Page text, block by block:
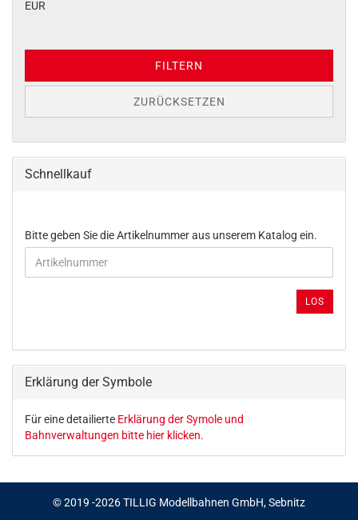
EUR
FILTERN
ZURÜCKSETZEN
Schnellkauf
BITTE
GEBEN
SIE
EIN.
Bitte geben Sie die Artikelnummer aus unserem Katalog ein.
LOS
Erklärung der Symbole
Für eine detailierte Erklärung der Symole und
Bahnverwaltungen bitte hier klicken.
© 2019 -2026 TILLIG Modellbahnen GmbH, Sebnitz